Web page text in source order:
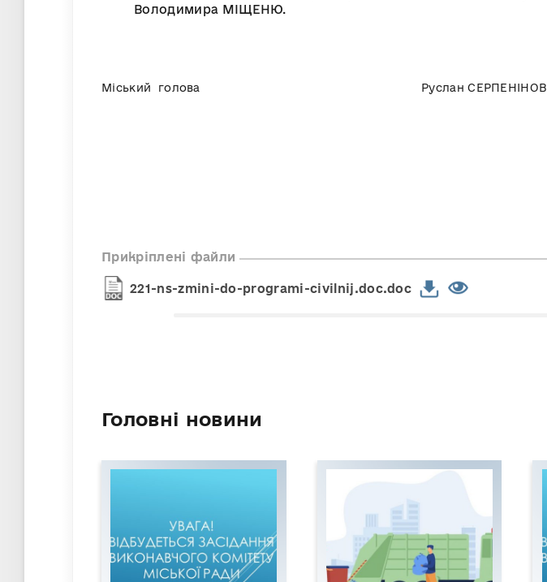
Володимира МІЩЕНЮ.
Міський голова Руслан СЕРПЕНІНОВ
Прикріплені файли
221-ns-zmini-do-programi-civilnij.doc.doc
Головні новини